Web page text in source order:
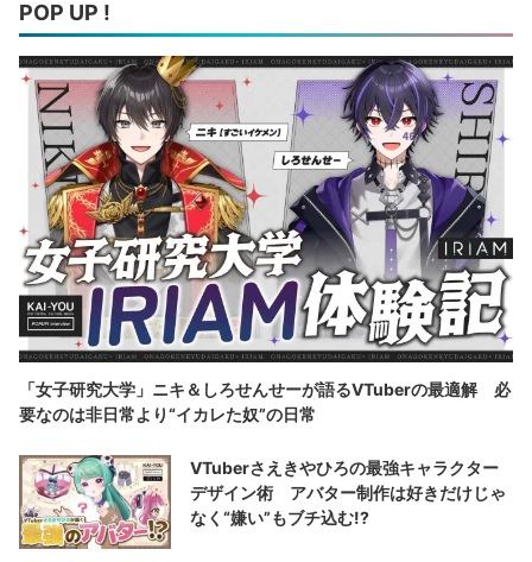
POP UP !
「女子研究大学」ニキ＆しろせんせーが語るVTuberの最適解 必
要なのは非日常より“イカレた奴”の日常
VTuberさえきやひろの最強キャラクター
デザイン術 アバター制作は好きだけじゃ
なく“嫌い”もブチ込む!?